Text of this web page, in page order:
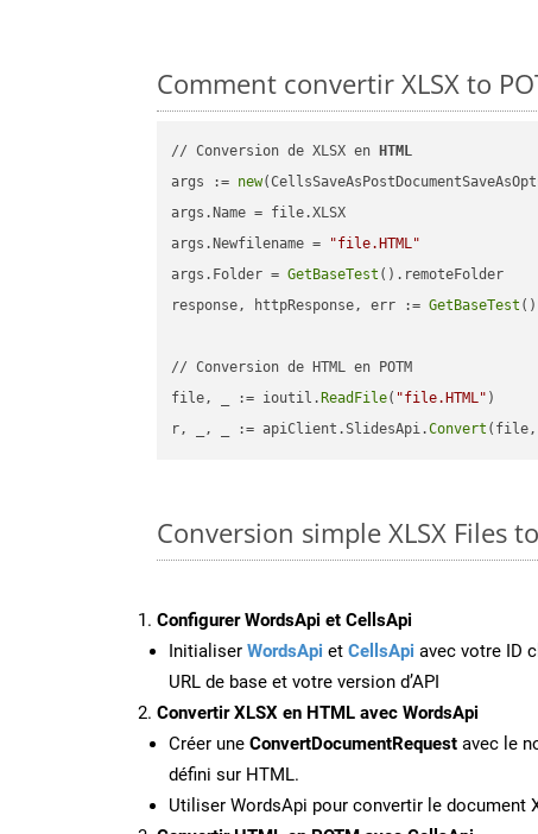
Comment convertir XLSX to
// Conversion de XLSX en
HTML
args := new
args.Name = file.XLSX
args.Newfilename =
"file.HTML"
args.Folder = GetBaseTest ().remoteFolder
response, httpResponse, err := GetBaseTest
// Conversion de HTML en POTM
file, _ := ioutil. ReadFile( "file.HTML" )
r, _, _ := apiClient.SlidesApi.Convert (file,
Conversion simple XLSX Files
Configurer WordsApi et CellsApi
Initialiser WordsApi et CellsApi avec votre ID
URL de base et votre version d’API
Convertir XLSX en HTML avec WordsApi
Créer une ConvertDocumentRequest avec le
défini sur HTML.
Utiliser WordsApi pour convertir le document